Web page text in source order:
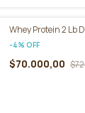
Whey Protein 2 Lb
-4% OFF
$70.000,00